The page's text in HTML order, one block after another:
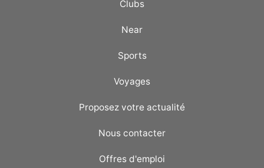
Clubs
Near
Sports
Voyages
Proposez votre actualité
Nous contacter
Offres d'emploi